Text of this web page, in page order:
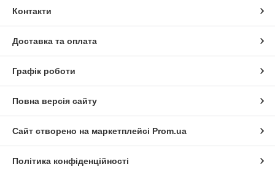
Контакти
Доставка та оплата
Графік роботи
Повна версія сайту
Сайт створено на маркетплейсі Prom.ua
Політика конфіденційності